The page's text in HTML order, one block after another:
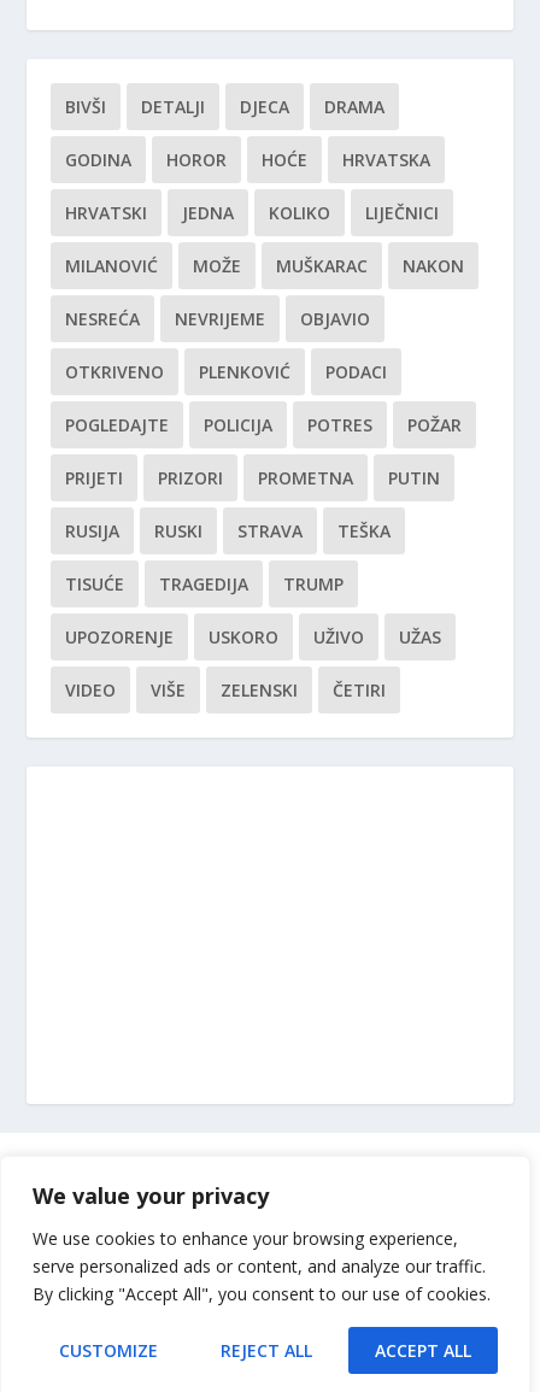
We value your privacy
We use cookies to enhance your browsing experience,
serve personalized ads or content, and analyze our traffic.
By clicking "Accept All", you consent to our use of cookies.
CUSTOMIZE REJECT ALL ACCEPT ALL
BIVŠI DETALJI DJECA DRAMA
GODINA HOROR HOĆE HRVATSKA
HRVATSKI JEDNA KOLIKO LIJEČNICI
MILANOVIĆ MOŽE MUŠKARAC NAKON
NESREĆA NEVRIJEME OBJAVIO
OTKRIVENO PLENKOVIĆ PODACI
POGLEDAJTE POLICIJA POTRES POŽAR
PRIJETI PRIZORI PROMETNA PUTIN
RUSIJA RUSKI STRAVA TEŠKA
TISUĆE TRAGEDIJA TRUMP
UPOZORENJE USKORO UŽIVO UŽAS
VIDEO VIŠE ZELENSKI ČETIRI
Impressum
Uvjeti korištenja
Kontakt